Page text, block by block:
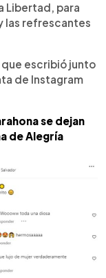
Libertad, para
las refrescantes
que escribió junto
de Instagram
se dejan
de Alegría